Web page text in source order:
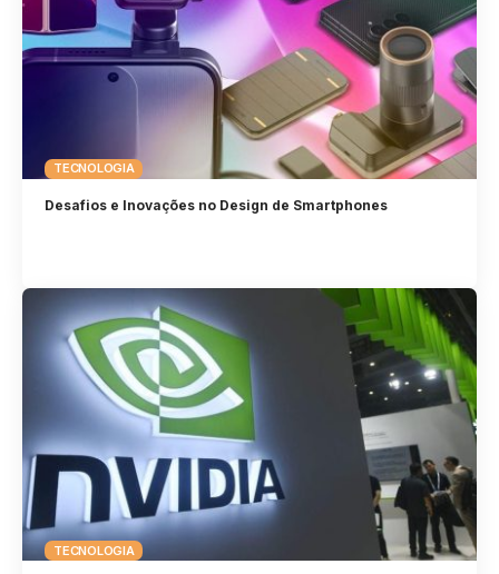
TECNOLOGIA
Desafios e Inovações no Design de Smartphones
TECNOLOGIA